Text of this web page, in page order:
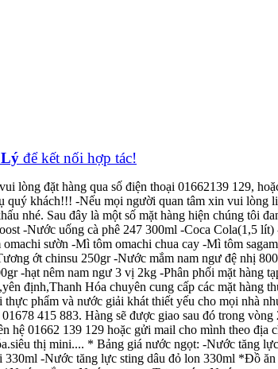
để kết nối hợp tác!
lòng đặt hàng qua số điện thoại 01662139 129,
quý khách!!! -Nếu mọi người quan tâm xin vui lòng
nhé. Sau đây là một số mặt hàng hiện chúng
-Nước uống cà phê 247 300ml -Coca Cola(1,5
sườn -Mì tôm omachi chua cay -Mì tôm
ớt chinsu 250gr -Nước mắm nam ngư đệ nhị
-hạt nêm nam ngư 3 vị 2kg -Phân phối mặt hàng
định,Thanh Hóa chuyên cung cấp các mặt hàng
thực phẩm và nước giải khát thiết yếu cho mọi
415 883. Hàng sẽ được giao sau đó trong
01662 139 129 hoặc gửi mail cho mình theo địa
thị mini.... * Bảng giá nước ngọt: -Nước
-Nước tăng lực sting dâu đỏ lon 330ml *Đồ